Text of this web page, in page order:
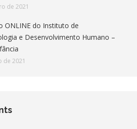
de 2021
ONLINE do Instituto de
e Desenvolvimento Humano –
de 2021